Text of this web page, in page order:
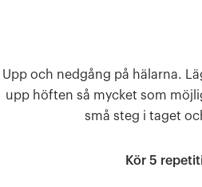
Upp och nedgång på hälarna.
upp höften så mycket som
små steg i taget
Kör 5